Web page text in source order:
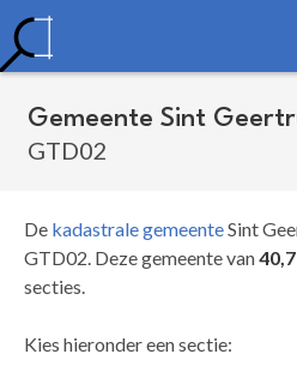
Gemeente Sint
GTD02
De kadastrale gemeenteSint
GTD02. Deze gemeente van
secties.
Kies hieronder een sectie: